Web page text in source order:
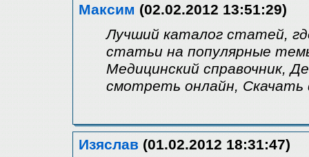
Максим (02.02.2012 13:51:29)
Лучший каталог статей,
статьи на популярные
Медицинский справочник,
смотреть онлайн,
Изяслав (01.02.2012 18:31:47)